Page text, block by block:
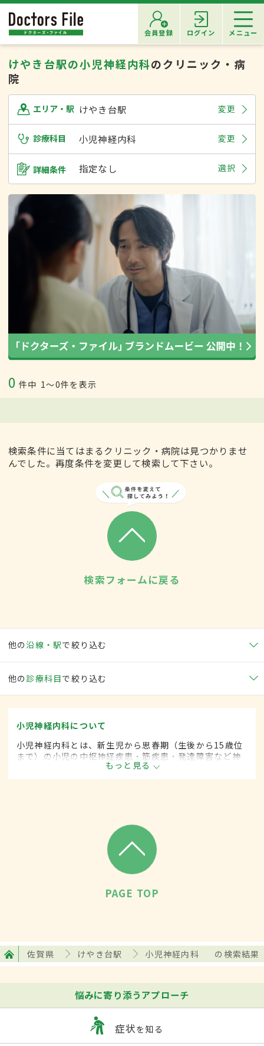
会員登録 ログイン メニュー
けやき台駅の小児神経内科のクリニック・病
院
エリア・駅 けやき台駅 変更
診療科目 小児神経内科 変更
詳細条件 指定なし 選択
0 件中 1〜0件を表示
検索条件に当てはまるクリニック・病院は見つかりませ
んでした。再度条件を変更して検索して下さい。
検索フォームに戻る
他の沿線・駅で絞り込む
他の 診療科目で絞り込む
小児神経内科について
小児神経内科とは、新生児から思春期（生後から15歳位
まで）の小児の中枢神経疾患・筋疾患・発達障害など神
経疾患を専門的に取り扱う内科の一領域です。平成20年
4月の制度改正前は、小児神経科と呼ばれていました。
もっと見る
PAGE TOP
佐賀県 けやき台駅 小児神経内科 の検索結果
悩みに寄り添うアプローチ
症状を知る